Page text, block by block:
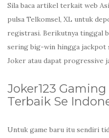
Sila baca artikel terkait web
pulsa Telkomsel, XL untuk
registrasi. Berikutnya tinggal
sering big-win hingga jackpot
Joker atau dapat progressive
Joker123
Terbaik Se
Untuk game baru itu sendiri